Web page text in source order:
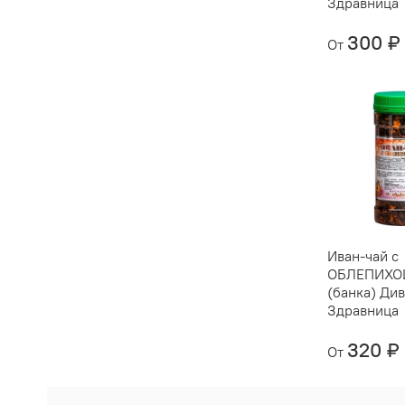
От 300 ₽
Иван-чай с
(банка)
Здравница
От 320 ₽